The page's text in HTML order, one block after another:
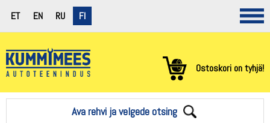
ET EN RU FI
Ostoskori on tyhjä!
Ava rehvi ja velgede otsing